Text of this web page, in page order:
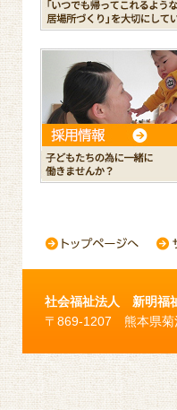
社会福祉法人 新明福
〒869-1207 熊本県